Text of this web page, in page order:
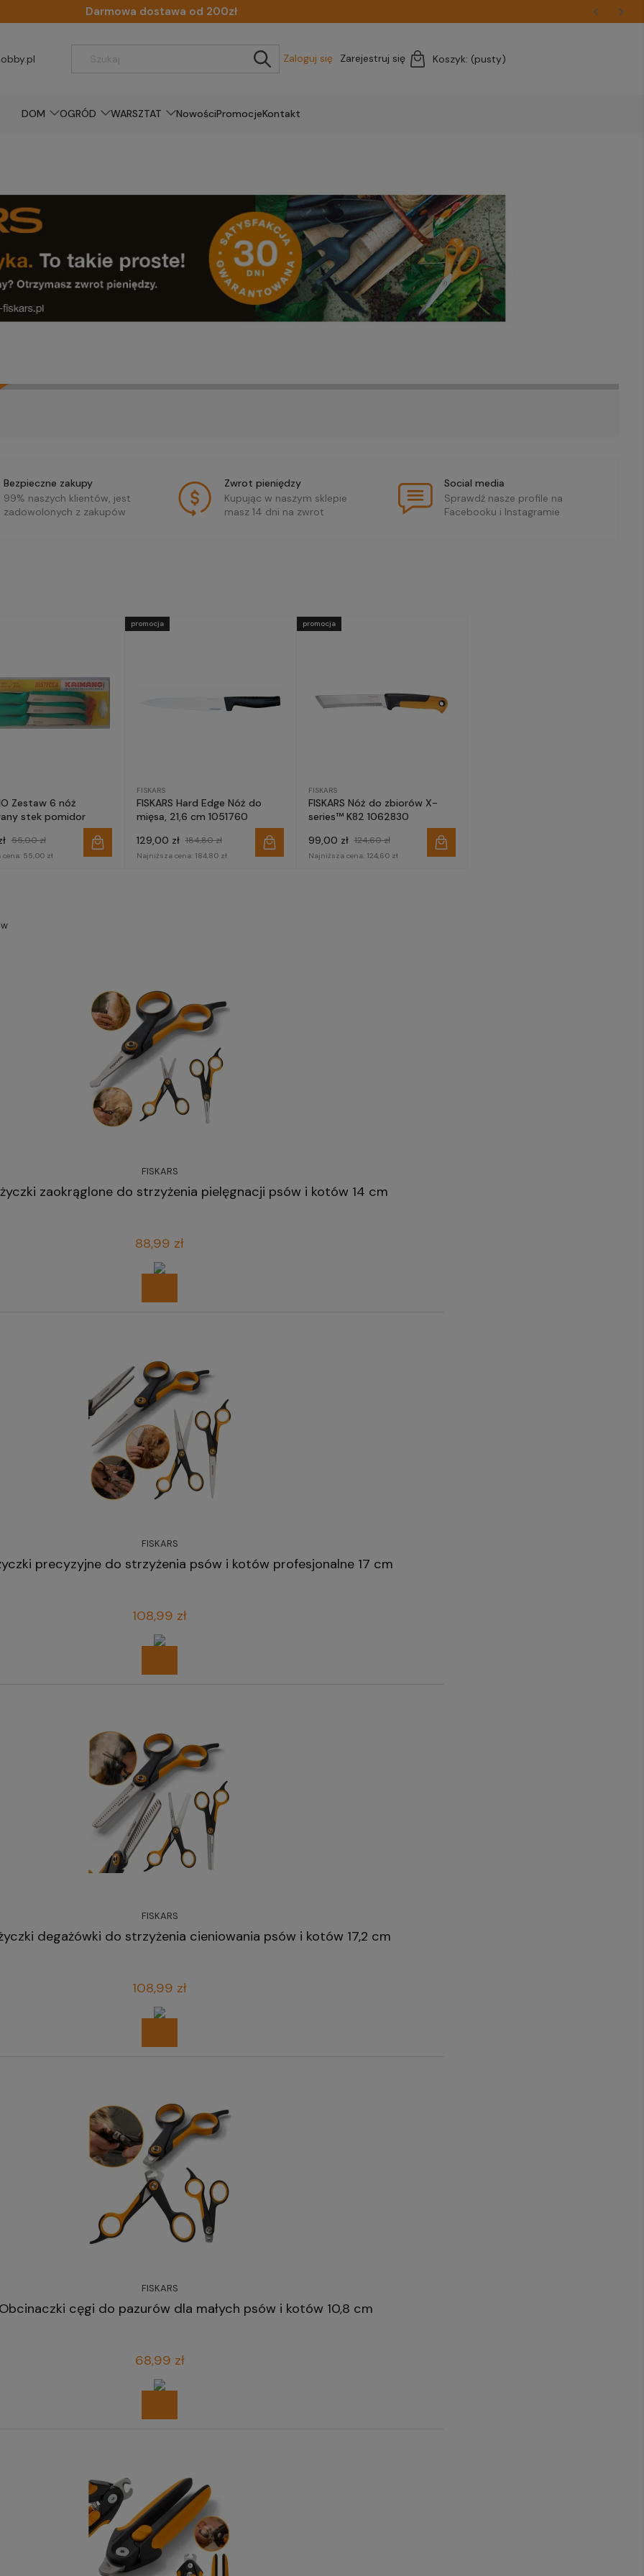
Darmowa dostawa od 200zł
Zaloguj się Zarejestruj się Koszyk: (pusty)
DOM OGRÓD WARSZTAT NowościPromocjeKontakt
Bezpieczne zakupy
99% naszych klientów, jest
zadowolonych z zakupów
Zwrot pieniędzy
Kupując w naszym sklepie
masz 14 dni na zwrot
Social media
Sprawdź nasze profile na
Facebooku i Instagramie
Zestaw 6 nóż
stek pomidor
55,00 zł
55,00 zł
FISKARS
FISKARS Hard Edge Nóż do
mięsa, 21,6 cm 1051760
129,00 zł 184,80 zł
Najniższa cena: 184,80 zł
promocja
FISKARS
FISKARS Nóż do zbiorów X-
series™ K82 1062830
99,00 zł 124,60 zł
Najniższa cena: 124,60 zł
promocja
FISKARS
zaokrąglone do strzyżenia pielęgnacji psów i kotów 14 cm
88,99 zł
FISKARS
precyzyjne do strzyżenia psów i kotów profesjonalne 17 cm
108,99 zł
FISKARS
degażówki do strzyżenia cieniowania psów i kotów 17,2 cm
108,99 zł
FISKARS
Obcinaczki cęgi do pazurów dla małych psów i kotów 10,8 cm
68,99 zł